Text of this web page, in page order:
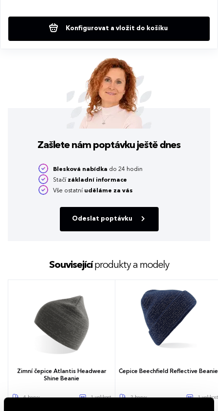
Konfigurovat a vložit do košíku
Zašlete nám poptávku ještě dnes
Blesková nabídka do 24 hodin
Stačí základní informace
Vše ostatní uděláme za vás
Odeslat poptávku
Souvisejícíprodukty a modely
Zimní čepice Atlantis Headwear
Shine Beanie
4 barvy 1 velikost
Čepice Beechfield Reflective Beanie
2 barvy 1 velikost